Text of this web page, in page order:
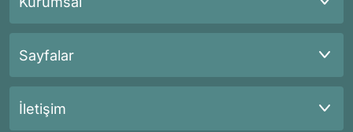
Sayfalar
İletişim